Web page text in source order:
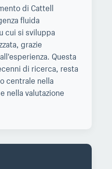
di Cattell
fluida
cui si sviluppa
grazie
Questa
di ricerca, resta
centrale nella
nella valutazione